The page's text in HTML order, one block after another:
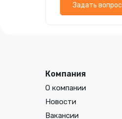
Задать вопрос
Компания
О компании
Новости
Вакансии